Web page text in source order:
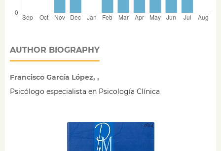
AUTHOR BIOGRAPHY
Francisco García López, ,
Psicólogo especialista en Psicología Clínica